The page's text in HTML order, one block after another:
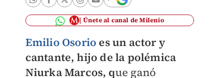
Únete al canal de Milenio
Emilio Osorio es un actor y
cantante, hijo de la polémica
Niurka Marcos, que ganó